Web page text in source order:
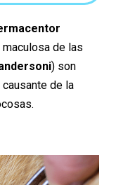
de las
) son
causante de la